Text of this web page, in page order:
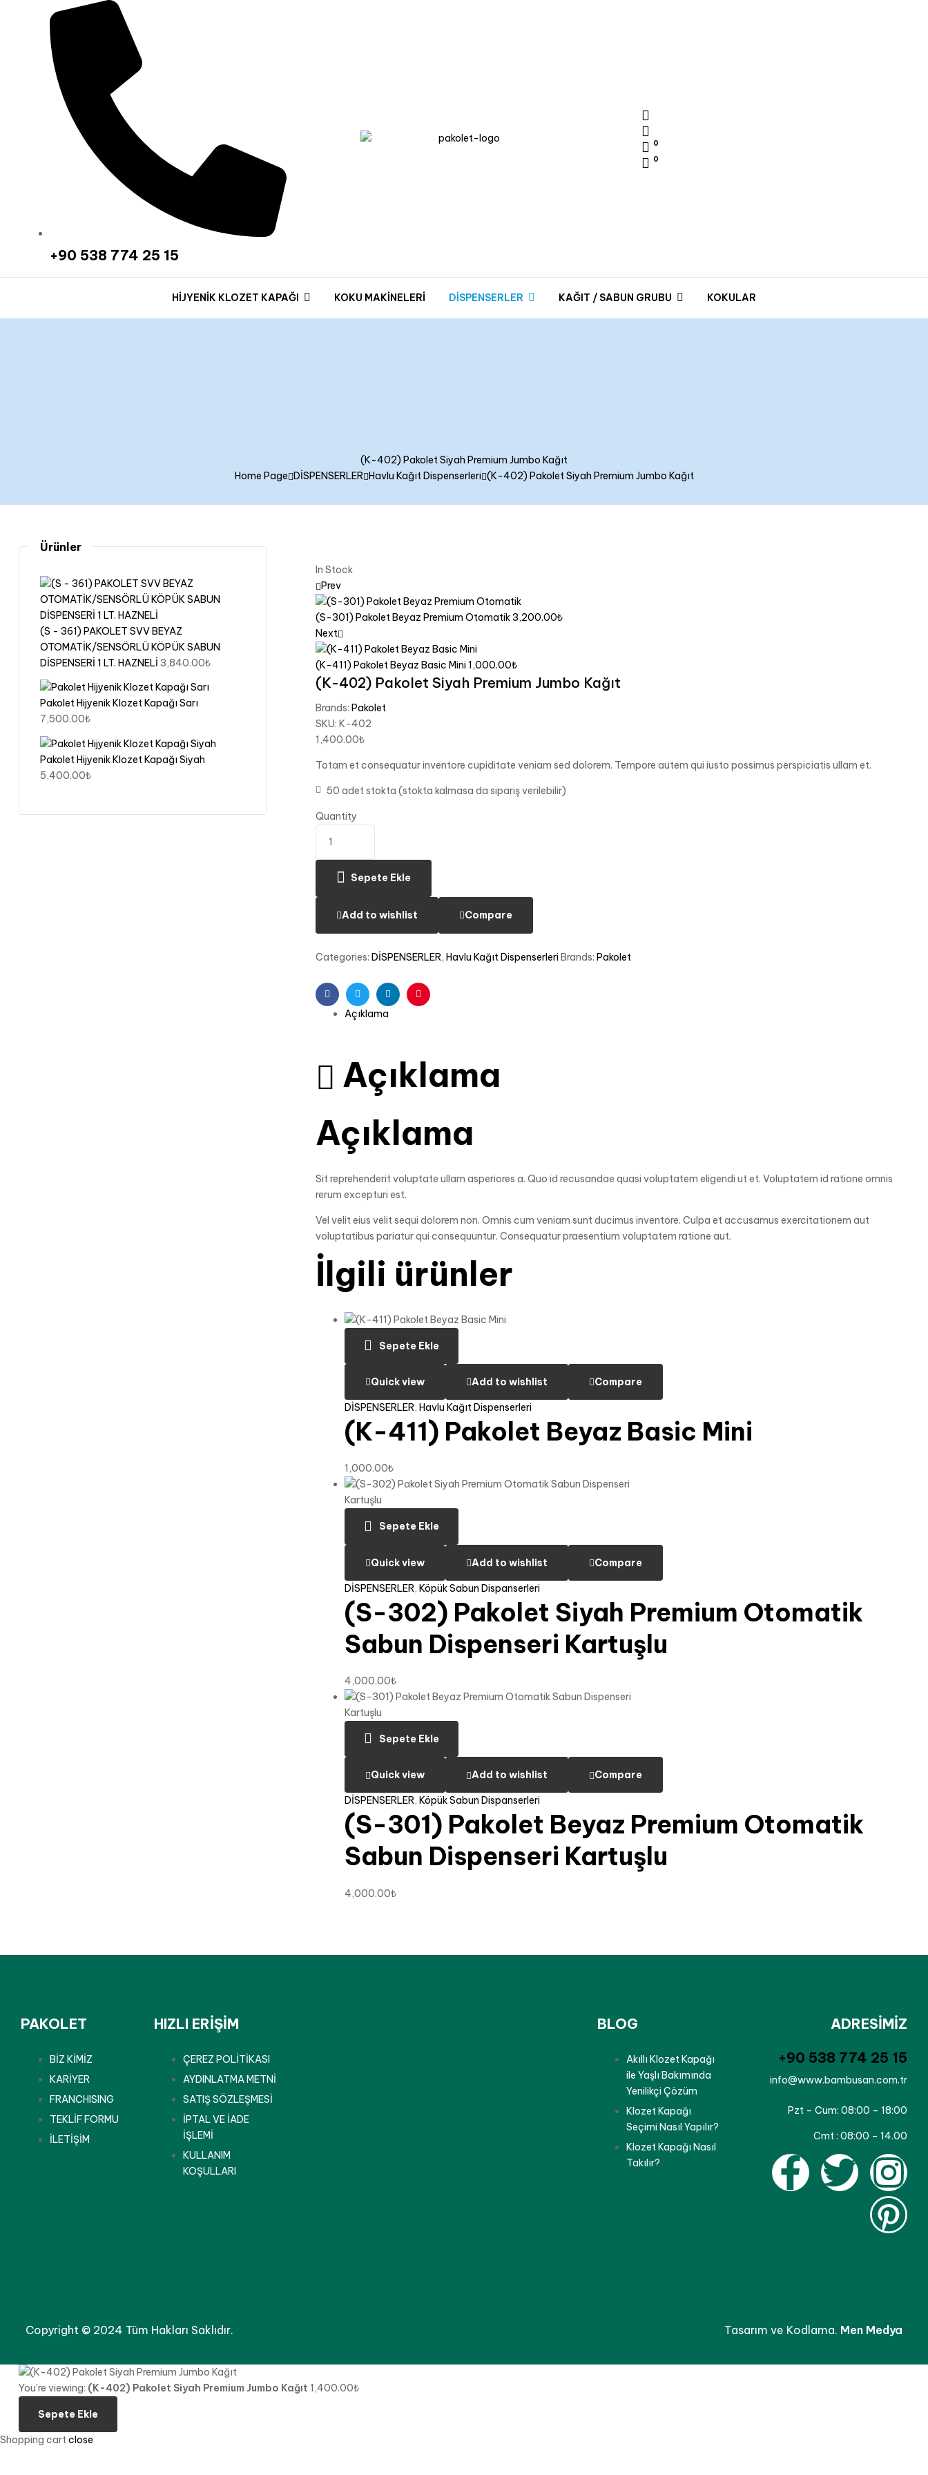
‪+90 538 774 25 15‬
0
0
HİJYENİK KLOZET KAPAĞI KOKU MAKİNELERİ DİSPENSERLER KAĞIT / SABUN GRUBU KOKULAR
(K-402) Pakolet Siyah Premium Jumbo Kağıt
Home Page DİSPENSERLER Havlu Kağıt Dispenserleri (K-402) Pakolet Siyah Premium Jumbo Kağıt
In Stock
Prev
(S-301) Pakolet Beyaz Premium Otomatik3,200.00₺
Next
(K-411) Pakolet Beyaz Basic Mini1,000.00₺
(K-402) Pakolet Siyah Premium Jumbo Kağıt
Brands: Pakolet
SKU: K-402
1,400.00₺
Totam et consequatur inventore cupiditate veniam sed dolorem. Tempore autem qui iusto possimus perspiciatis ullam et.
50 adet stokta (stokta kalmasa da sipariş verilebilir)
Quantity
Sepete Ekle
Add to wishlist Compare
Categories: DİSPENSERLER, Havlu Kağıt DispenserleriBrands: Pakolet
FacebookTwitterLinkedinPinterest
Açıklama
Açıklama
Açıklama
Sit reprehenderit voluptate ullam asperiores a. Quo id recusandae quasi voluptatem eligendi ut et. Voluptatem id ratione omnis
rerum excepturi est.
Vel velit eius velit sequi dolorem non. Omnis cum veniam sunt ducimus inventore. Culpa et accusamus exercitationem aut
voluptatibus pariatur qui consequuntur. Consequatur praesentium voluptatem ratione aut.
İlgili ürünler
Sepete Ekle
Quick view Add to wishlist Compare
DİSPENSERLER, Havlu Kağıt Dispenserleri
(K-411) Pakolet Beyaz Basic Mini
1,000.00₺
Sepete Ekle
Quick view Add to wishlist Compare
DİSPENSERLER, Köpük Sabun Dispanserleri
(S-302) Pakolet Siyah Premium Otomatik
Sabun Dispenseri Kartuşlu
4,000.00₺
Sepete Ekle
Quick view Add to wishlist Compare
DİSPENSERLER, Köpük Sabun Dispanserleri
(S-301) Pakolet Beyaz Premium Otomatik
Sabun Dispenseri Kartuşlu
4,000.00₺
Ürünler
(S - 361) PAKOLET SVV BEYAZ
OTOMATİK/SENSÖRLÜ KÖPÜK SABUN
DİSPENSERİ 1 LT. HAZNELİ 3,840.00₺
Pakolet Hijyenik Klozet Kapağı Sarı
7,500.00₺
Pakolet Hijyenik Klozet Kapağı Siyah
5,400.00₺
PAKOLET
BİZ KİMİZ
KARİYER
FRANCHISING
TEKLİF FORMU
İLETİŞİM
HIZLI ERİŞİM
ÇEREZ POLİTİKASI
AYDINLATMA METNİ
SATIŞ SÖZLEŞMESİ
İPTAL VE İADE
İŞLEMİ
KULLANIM
KOŞULLARI
BLOG
Akıllı Klozet Kapağı
ile Yaşlı Bakımında
Yenilikçi Çözüm
Klozet Kapağı
Seçimi Nasıl Yapılır?
Klozet Kapağı Nasıl
Takılır?
ADRESİMİZ
‪+90 538 774 25 15‬
info@www.bambusan.com.tr
Pzt – Cum: 08:00 – 18:00
Cmt : 08:00 – 14.00
Copyright © 2024 Tüm Hakları Saklıdır. Tasarım ve Kodlama. Men Medya
You're viewing: (K-402) Pakolet Siyah Premium Jumbo Kağıt 1,400.00₺
Sepete Ekle
Shopping cart close